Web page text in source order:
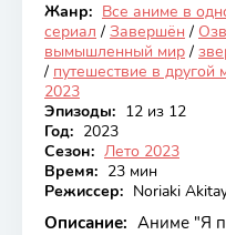
Закончен
Жанр: Все аниме в
сериал / Завершён /
вымышленный мир /
/ путешествие в другой
2023
Эпизоды: 12 из 12
Год: 2023
Сезон: Лето 2023
Время: 23 мин
Режиссер: Noriaki
Описание: Аниме "Я